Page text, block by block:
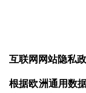
互联网网站隐私
根据欧洲通用数